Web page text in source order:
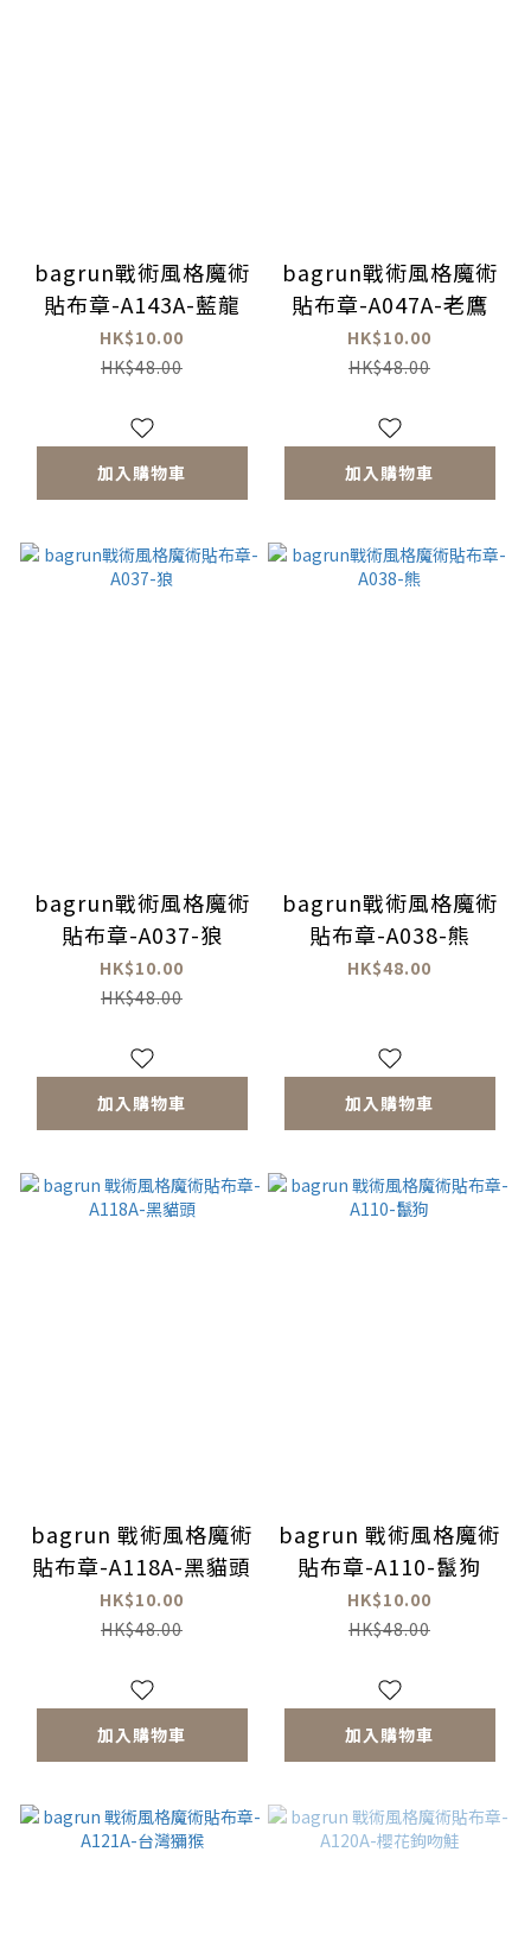
bagrun戰術風格魔術
貼布章-A143A-藍龍
HK$10.00
HK$48.00
加入購物車
bagrun戰術風格魔術
貼布章-A047A-老鷹
HK$10.00
HK$48.00
加入購物車
bagrun戰術風格魔術
貼布章-A037-狼
HK$10.00
HK$48.00
加入購物車
bagrun戰術風格魔術
貼布章-A038-熊
HK$48.00
加入購物車
bagrun 戰術風格魔術
貼布章-A118A-黑貓頭
HK$10.00
HK$48.00
加入購物車
bagrun 戰術風格魔術
貼布章-A110-鬣狗
HK$10.00
HK$48.00
加入購物車